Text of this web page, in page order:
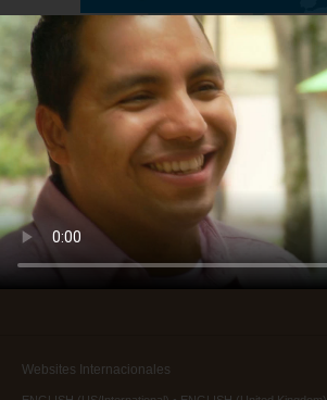
Sudamérica
Norteamérica
Websites Internacionales